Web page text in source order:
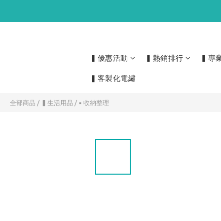
▍優惠活動 ▍熱銷排行 ▍專
▍客製化電繡
全部商品 / ▍生活用品 / ▪ 收納整理